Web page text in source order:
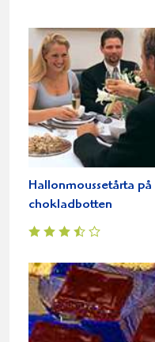
Hallonmoussetårta på
chokladbotten